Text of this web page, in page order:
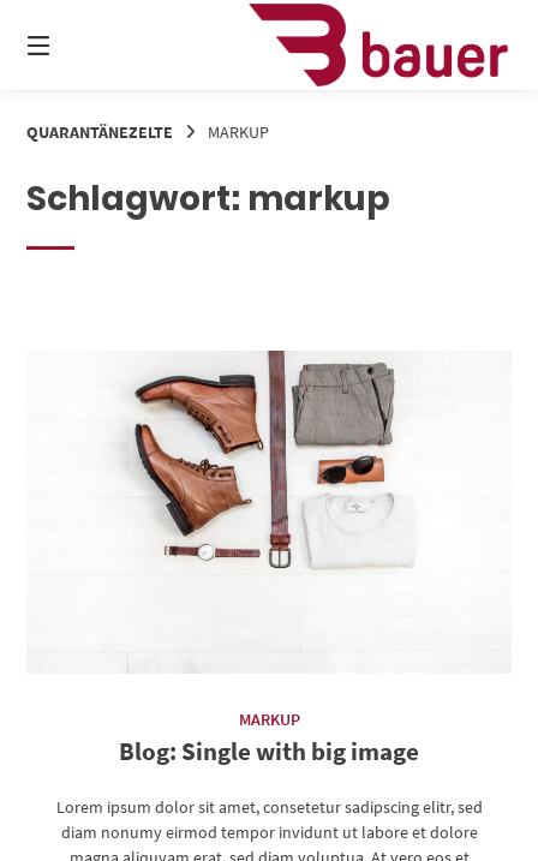
zum
Inhalt
QUARANTÄNEZELTE MARKUP
Schlagwort: markup
MARKUP
Blog: Single with big image
Lorem ipsum dolor sit amet, consetetur sadipscing elitr, sed
diam nonumy eirmod tempor invidunt ut labore et dolore